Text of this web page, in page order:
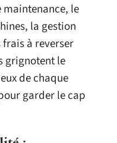
maintenance, le
la gestion
à reverser
grignotent le
de chaque
garder le cap